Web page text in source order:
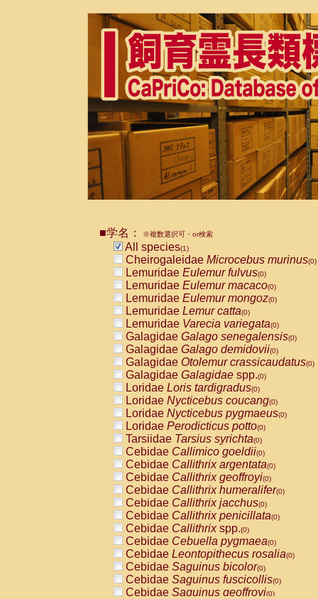
■学名： ※複数選択可・or検索
All species(1)
Cheirogaleidae Microcebus murinus(0)
Lemuridae Eulemur fulvus(0)
Lemuridae Eulemur macaco(0)
Lemuridae Eulemur mongoz(0)
Lemuridae Lemur catta(0)
Lemuridae Varecia variegata(0)
Galagidae Galago senegalensis(0)
Galagidae Galago demidovii(0)
Galagidae Otolemur crassicaudatus(0)
Galagidae Galagidae spp.(0)
Loridae Loris tardigradus(0)
Loridae Nycticebus coucang(0)
Loridae Nycticebus pygmaeus(0)
Loridae Perodicticus potto(0)
Tarsiidae Tarsius syrichta(0)
Cebidae Callimico goeldii(0)
Cebidae Callithrix argentata(0)
Cebidae Callithrix geoffroyi(0)
Cebidae Callithrix humeralifer(0)
Cebidae Callithrix jacchus(0)
Cebidae Callithrix penicillata(0)
Cebidae Callithrixspp.(0)
Cebidae Cebuella pygmaea(0)
Cebidae Leontopithecus rosalia(0)
Cebidae Saguinus bicolor(0)
Cebidae Saguinus fuscicollis(0)
Cebidae Saguinus geoffroyi(0)